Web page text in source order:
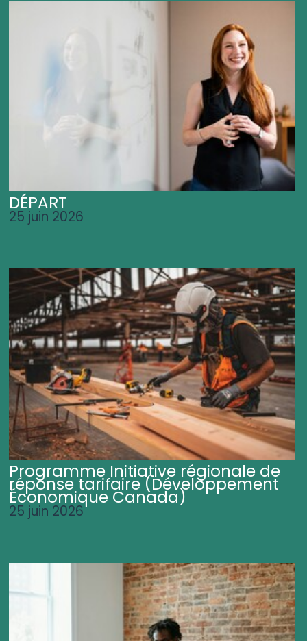
DÉPART
25 juin 2026
Programme Initiative régionale de
réponse tarifaire (Développement
Économique Canada)
25 juin 2026